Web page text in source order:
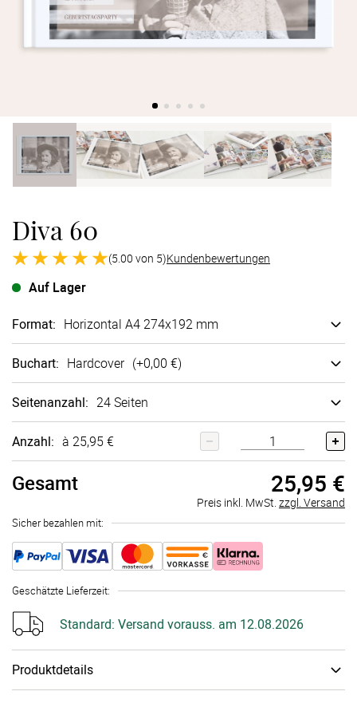
Diva 60
(5.00 von 5)Kundenbewertungen
Auf Lager
Format: Horizontal A4 274x192 mm
Buchart: Hard­cover (+0,00 €)
Seitenanzahl: 24 Seiten
Anzahl: à 25,95 €
Gesamt 25,95 €
Preis inkl. MwSt. zzgl. Versand
Sicher bezahlen mit:
Geschätzte Lieferzeit:
Standard: Versand vorauss. am 12.08.2026
Produktdetails